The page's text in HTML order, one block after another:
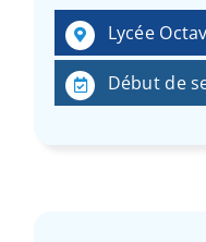
Lycée
Début de